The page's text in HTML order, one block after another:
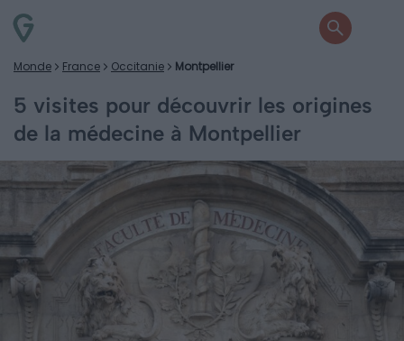
Monde France Occitanie Montpellier
5 visites pour découvrir les origines
de la médecine à Montpellier